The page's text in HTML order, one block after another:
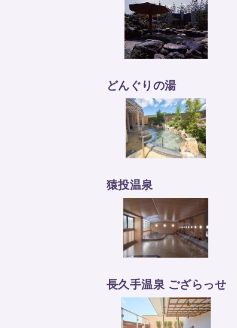
どんぐりの湯
猿投温泉
長久手温泉 ござらっせ